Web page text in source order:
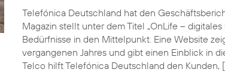
Telefónica Deutschland hat den
Magazin stellt unter dem Titel „OnLife –
Bedürfnisse in den Mittelpunkt. Eine Website
vergangenen Jahres und gibt einen Einblick in
Telco hilft Telefónica Deutschland den Kunden,